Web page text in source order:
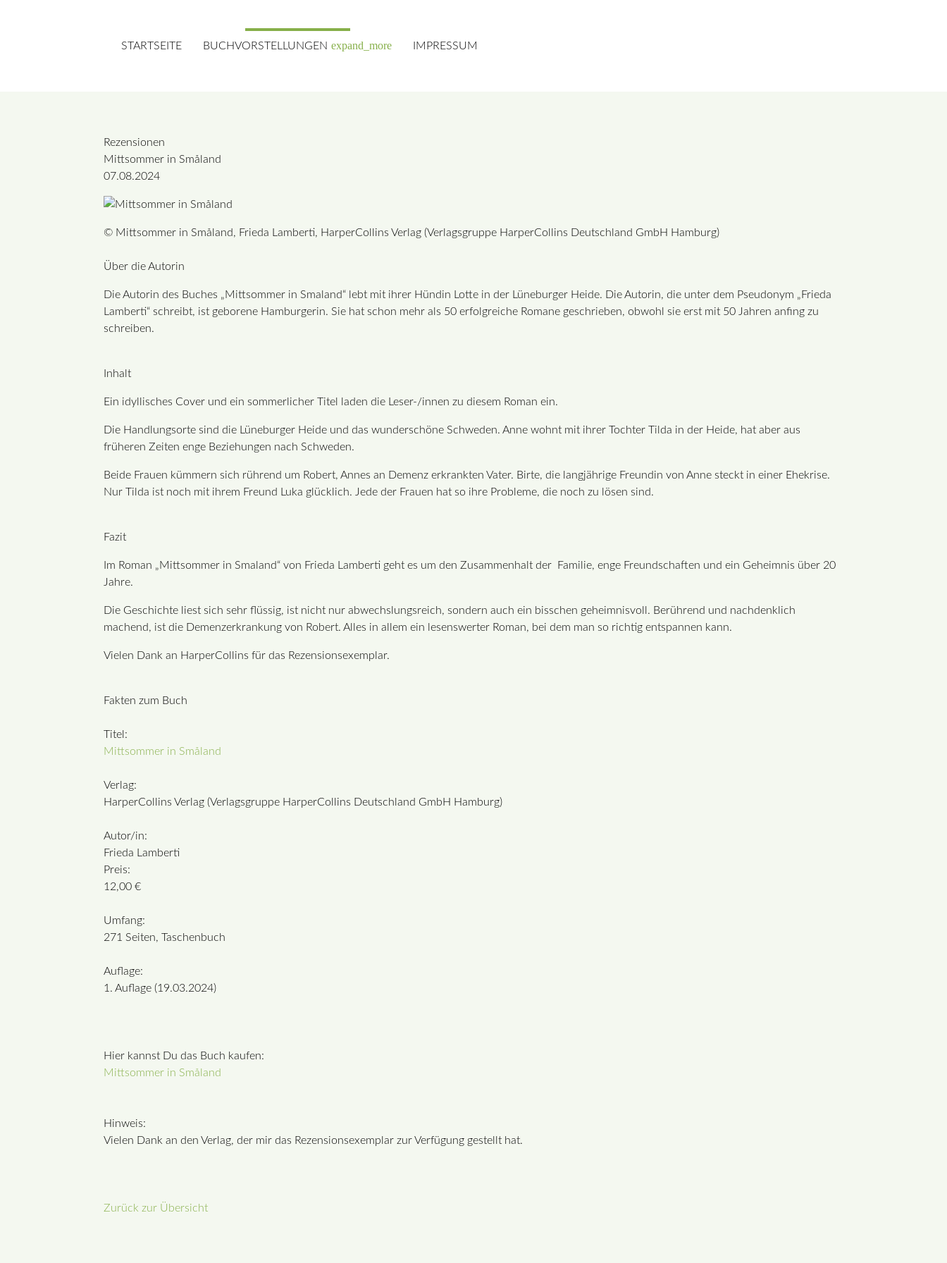
STARTSEITE BUCHVORSTELLUNGEN expand_more IMPRESSUM
Rezensionen
Mittsommer in Småland
07.08.2024
© Mittsommer in Småland, Frieda Lamberti, HarperCollins Verlag (Verlagsgruppe HarperCollins Deutschland GmbH Hamburg)
Über die Autorin
Die Autorin des Buches „Mittsommer in Smaland“ lebt mit ihrer Hündin Lotte in der Lüneburger Heide. Die Autorin, die unter dem Pseudonym „Frieda
Lamberti“ schreibt, ist geborene Hamburgerin. Sie hat schon mehr als 50 erfolgreiche Romane geschrieben, obwohl sie erst mit 50 Jahren anfing zu
schreiben.
Inhalt
Ein idyllisches Cover und ein sommerlicher Titel laden die Leser-/innen zu diesem Roman ein.
Die Handlungsorte sind die Lüneburger Heide und das wunderschöne Schweden. Anne wohnt mit ihrer Tochter Tilda in der Heide, hat aber aus
früheren Zeiten enge Beziehungen nach Schweden.
Beide Frauen kümmern sich rührend um Robert, Annes an Demenz erkrankten Vater. Birte, die langjährige Freundin von Anne steckt in einer Ehekrise.
Nur Tilda ist noch mit ihrem Freund Luka glücklich. Jede der Frauen hat so ihre Probleme, die noch zu lösen sind.
Fazit
Im Roman „Mittsommer in Smaland“ von Frieda Lamberti geht es um den Zusammenhalt der Familie, enge Freundschaften und ein Geheimnis über 20
Jahre.
Die Geschichte liest sich sehr flüssig, ist nicht nur abwechslungsreich, sondern auch ein bisschen geheimnisvoll. Berührend und nachdenklich
machend, ist die Demenzerkrankung von Robert. Alles in allem ein lesenswerter Roman, bei dem man so richtig entspannen kann.
Vielen Dank an HarperCollins für das Rezensionsexemplar.
Fakten zum Buch
Titel:
Mittsommer in Småland
Verlag:
HarperCollins Verlag (Verlagsgruppe HarperCollins Deutschland GmbH Hamburg)
Autor/in:
Frieda Lamberti
Preis:
12,00 €
Umfang:
271 Seiten, Taschenbuch
Auflage:
1. Auflage (19.03.2024)
Hier kannst Du das Buch kaufen:
Mittsommer in Småland
Hinweis:
Vielen Dank an den Verlag, der mir das Rezensionsexemplar zur Verfügung gestellt hat.
Zurück zur Übersicht